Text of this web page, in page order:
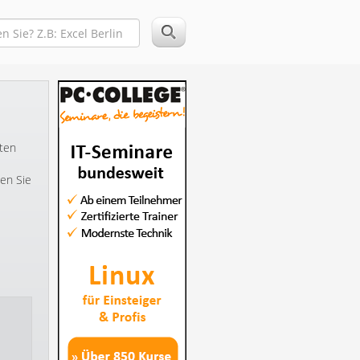
Sie